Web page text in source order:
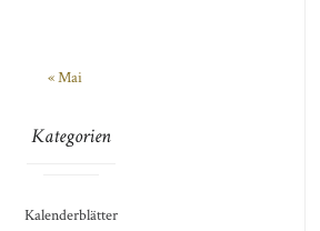
« Mai
Kategorien
Kalenderblätter